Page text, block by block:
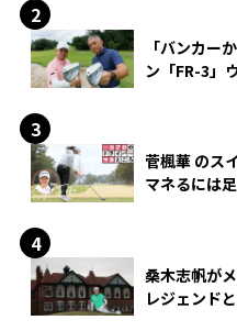
「バンカー
ン「FR-3」
菅楓華 のス
マネるには
桑木志帆が
レジェンド